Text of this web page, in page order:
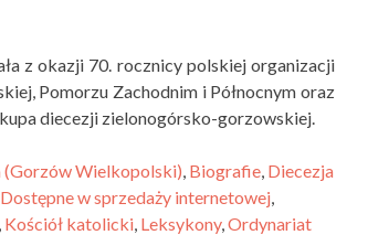
z okazji 70. rocznicy polskiej organizacji
Pomorzu Zachodnim i Północnym oraz
diecezji zielonogórsko-gorzowskiej.
Wielkopolski) Biografie, Diecezja
Dostępne w sprzedaży internetowej,
Kościół katolicki, Leksykony, Ordynariat